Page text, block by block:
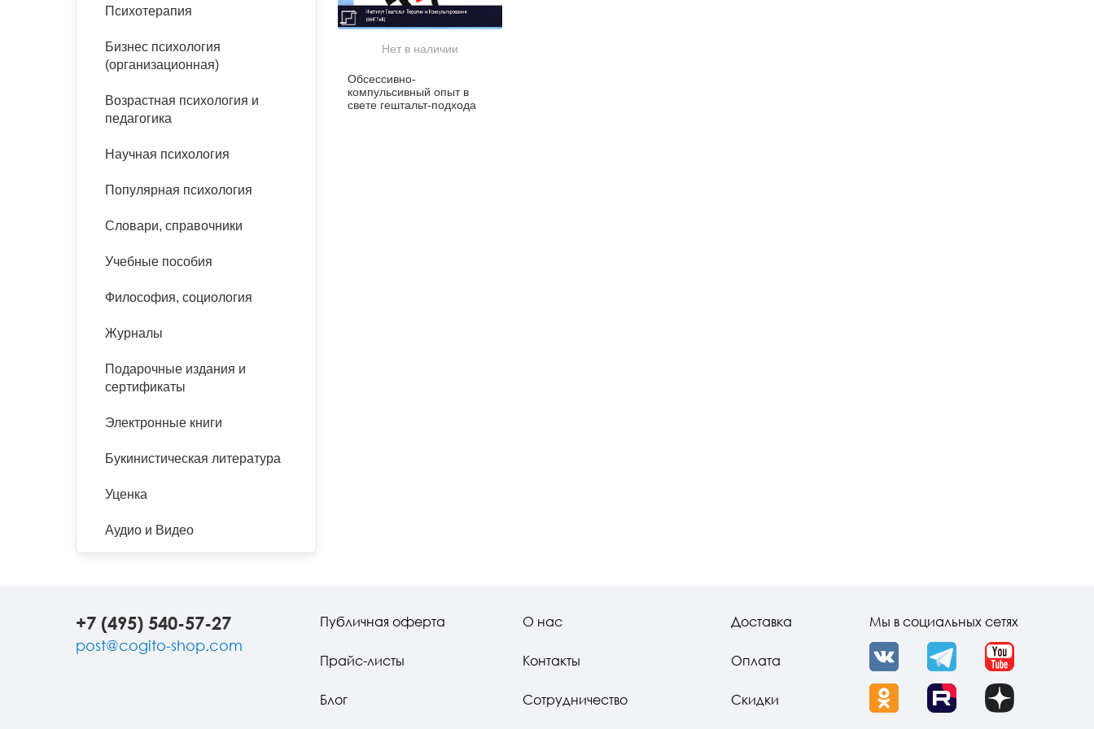
панические атаки
Психодрама
Сказкотерапия
психотерапии
Классический, эриксоновский
эргономика
Социальная психология
Психология развития
организационная психология
психоанализ
Психотерапия
Бизнес психология
(организационная)
Возрастная психология и
педагогика
Научная психология
Популярная психология
Словари, справочники
Учебные пособия
Философия, социология
Журналы
Подарочные издания и
сертификаты
Электронные книги
Букинистическая литература
Уценка
Аудио и Видео
Нет в наличии
Обсессивно-
компульсивный опыт в
свете гештальт-подхода
+7 (495) 540-57-27
post@cogito-shop.com
Публичная оферта
Прайс-листы
Блог
О нас
Контакты
Сотрудничество
Доставка
Оплата
Скидки
Мы в социальных сетях
VK Telegram YouTube
OK Rutube Dzen